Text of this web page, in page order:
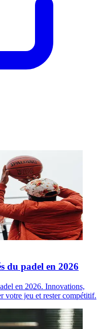
du padel en 2026
en 2026. Innovations,
votre jeu et rester compétitif.